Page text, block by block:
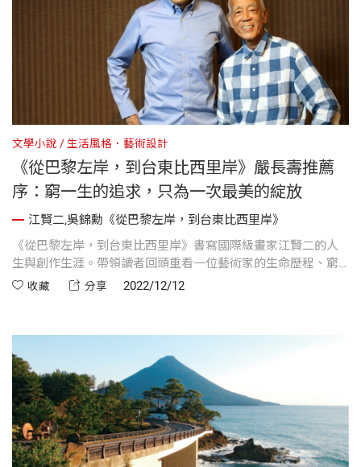
文學小說 生活風格．藝術設計
《從巴黎左岸，到台東比西里岸》嚴長壽推薦
序：窮一生的追求，只為一次最美的綻放
江賢二,吳錦勳《從巴黎左岸，到台東比西里岸》
《從巴黎左岸，到台東比西里岸》書寫國際級畫家江賢二的人
生與創作生涯。帶領讀者回頭重看一位藝術家的生命歷程、窮
究藝術的奧義，甚至是驗證了「堅持到底」的永恆價值。本文
收藏 分享 2022/12/12